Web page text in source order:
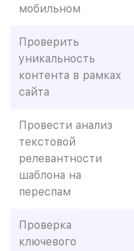
мобильном
Проверить
уникальность
контента в рамках
сайта
Провести анализ
текстовой
релевантности
шаблона на
переспам
Проверка
ключевого